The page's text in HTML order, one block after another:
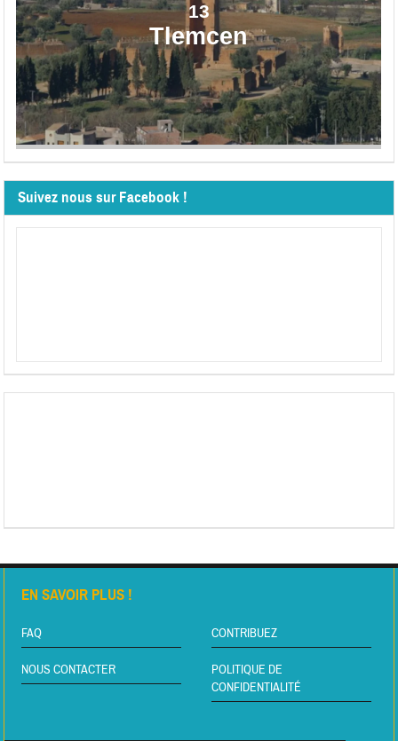
13
Tlemcen
Suivez nous sur Facebook !
EN SAVOIR PLUS !
FAQ CONTRIBUEZ
NOUS CONTACTER
POLITIQUE DE
CONFIDENTIALITÉ